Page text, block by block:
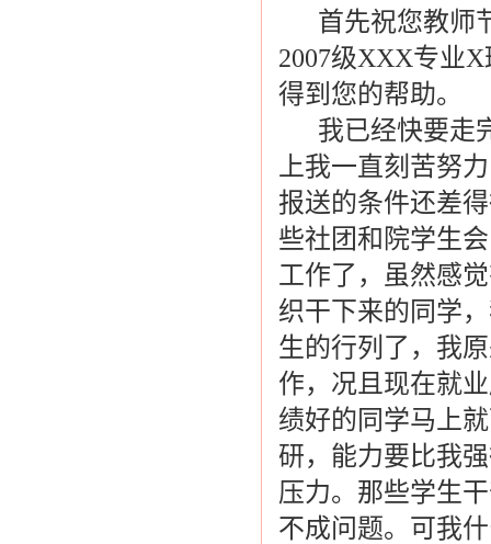
首先祝您教师
2007级XXX专业
得到您的帮助。
我已经快要走
上我一直刻苦努
报送的条件还差
些社团和院学生
工作了，虽然感
织干下来的同学
生的行列了，我
作，况且现在就
绩好的同学马上
研，能力要比我
压力。那些学生
不成问题。可我